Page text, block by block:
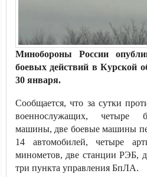
Минобороны России
боевых действий в Курской
30 января.
Сообщается, что за сутки
военнослужащих, четыре
машины, две боевые машины
14 автомобилей, четыре
минометов, две станции РЭБ,
три пункта управления БпЛА.